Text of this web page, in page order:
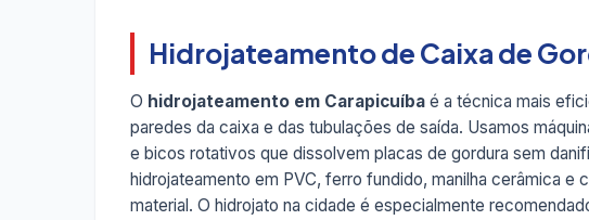
Hidrojateamento de Caixa de
O hidrojateamento em Carapicuíba é a técnica mais
paredes da caixa e das tubulações de saída. Usamos
e bicos rotativos que dissolvem placas de gordura sem
hidrojateamento em PVC, ferro fundido, manilha cerâmica
material. O hidrojato na cidade é especialmente